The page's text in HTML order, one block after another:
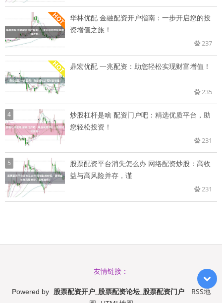
华林优配 金融配资开户指南：一步开启您的投
资增值之旅！
237
鼎宏优配 一兆配资：助您轻松实现财富增值！
235
4
炒股杠杆是啥 配资门户吧：精选优质平台，助
您轻松投资！
231
5
股票配资平台消失怎么办 网络配资炒股：高收
益与高风险并存，谨
231
友情链接：
Powered by 股票配资开户_股票配资论坛_股票配资门户
RSS地